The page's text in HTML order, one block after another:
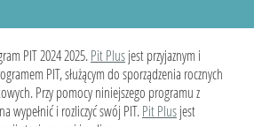
PIT 2024 2025.Pit Plusjest przyjaznym i
PIT, służącym do sporządzenia rocznych
Przy pomocy niniejszego programu z
wypełnić i rozliczyć swój PIT.Pit Plusjest